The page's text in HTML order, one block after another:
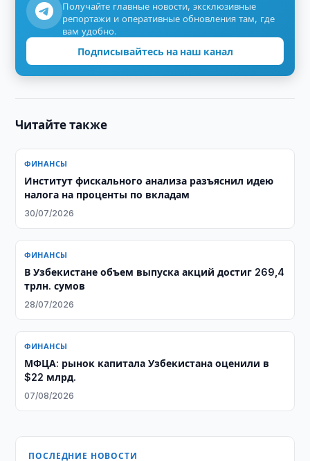
Получайте главные новости, эксклюзивные
репортажи и оперативные обновления там, где
вам удобно.
Подписывайтесь на наш канал
Читайте также
ФИНАНСЫ
Институт фискального анализа разъяснил идею
налога на проценты по вкладам
30/07/2026
ФИНАНСЫ
​​​​​​​В Узбекистане объем выпуска акций достиг 269,4
трлн. сумов
28/07/2026
ФИНАНСЫ
МФЦА: рынок капитала Узбекистана оценили в
$22 млрд.
07/08/2026
ПОСЛЕДНИЕ НОВОСТИ